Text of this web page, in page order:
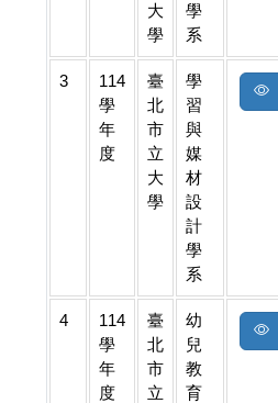
大
學
學
系
3
114
學
年
度
臺
北
市
立
大
學
學
習
與
媒
材
設
計
學
系
4
114
學
年
度
臺
北
市
立
幼
兒
教
育